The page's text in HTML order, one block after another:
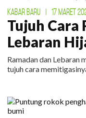
KABAR BARU 17 MARET
Tujuh Cara
Lebaran
Ramadan dan Lebaran
tujuh cara